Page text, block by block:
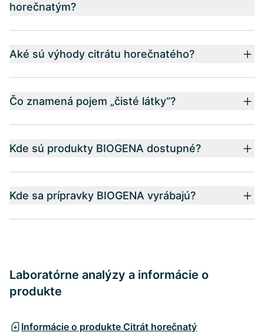
horečnatým?
Aké sú výhody citrátu horečnatého?
Čo znamená pojem „čisté látky“?
Kde sú produkty BIOGENA dostupné?
Kde sa prípravky BIOGENA vyrábajú?
Laboratórne analýzy a informácie o
produkte
Informácie o produkte Citrát horečnatý